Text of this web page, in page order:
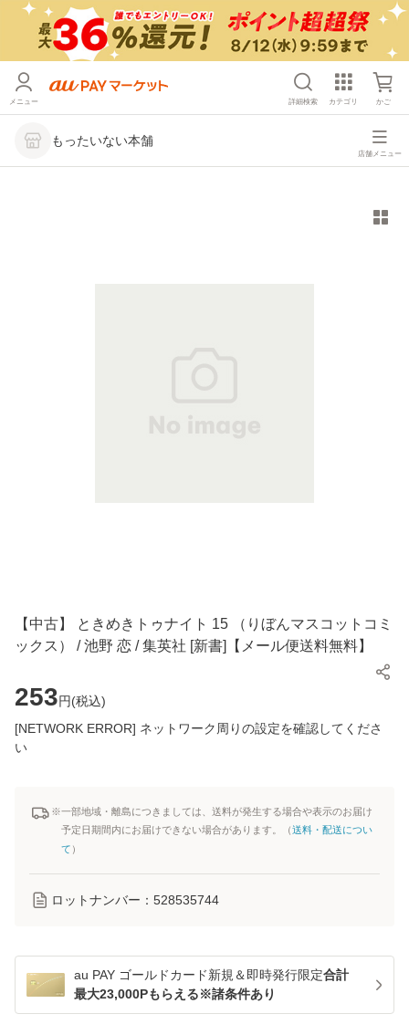
メニュー 詳細検索 カテゴリ かご
もったいない本舗
店舗メニュー
【中古】 ときめきトゥナイト 15 （りぼんマスコットコミ
ックス） / 池野 恋 / 集英社 [新書]【メール便送料無料】
253円(税込)
[NETWORK ERROR] ネットワーク周りの設定を確認してくださ
い
※一部地域・離島につきましては、送料が発生する場合や表示のお届け
予定日期間内にお届けできない場合があります。（送料・配送につい
て ）
ロットナンバー： 528535744
au PAY ゴールドカード新規＆即時発行限定合計
最大23,000Pもらえる※諸条件あり